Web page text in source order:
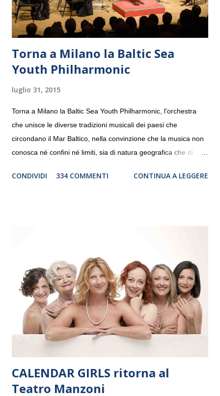
Torna a Milano la Baltic Sea
Youth Philharmonic
luglio 31, 2015
Torna a Milano la Baltic Sea Youth Philharmonic, l'orchestra
che unisce le diverse tradizioni musicali dei paesi che
circondano il Mar Baltico, nella convinzione che la musica non
conosca né confini né limiti, sia di natura geografica che di
debutterà il 10 settembre a Heiden, in Germania, e toccherà, in
“Settembre dell’Accademia” dove si esibirà per il secondo anno
consecutivo. Il pubblico milanese avrà il piacere di applaudire i
giovani artisti della Baltic Sea Youth Philharmonic per la quarta
volta. L’orchestra, fondata nel 2008 da Kristjan Järvi (affiancato
da un prestigioso consiglio di consulent...
CONDIVIDI 334 COMMENTI CONTINUA A LEGGERE
CALENDAR GIRLS ritorna al
Teatro Manzoni